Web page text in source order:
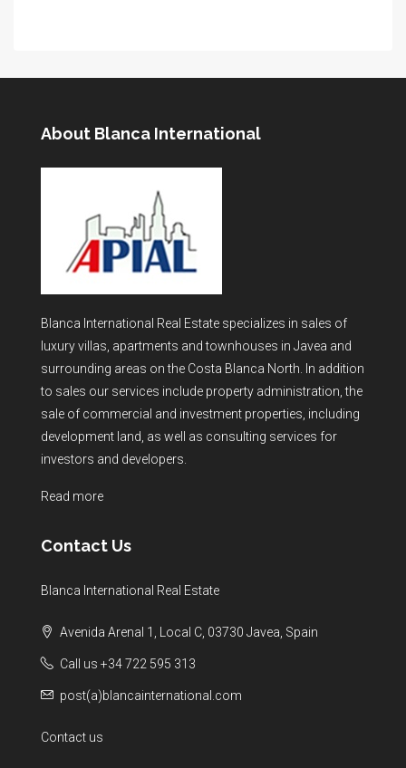
About Blanca International
Blanca International Real Estate specializes in sales of
luxury villas, apartments and townhouses in Javea and
surrounding areas on the Costa Blanca North. In addition
to sales our services include property administration, the
sale of commercial and investment properties, including
development land, as well as consulting services for
investors and developers.
Read more
Contact Us
Blanca International Real Estate
Avenida Arenal 1, Local C, 03730 Javea, Spain
Call us +34 722 595 313
post(a)blancainternational.com
Contact us